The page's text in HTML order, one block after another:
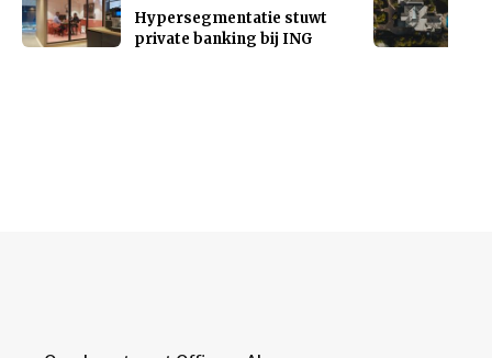
Hypersegmentatie stuwt
private banking bij ING